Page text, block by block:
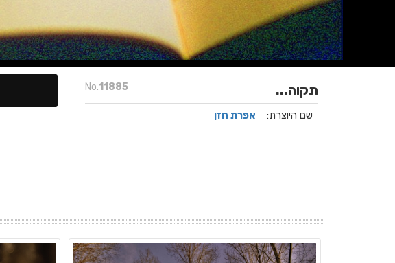
No.11885 תקוה...
שם היוצרת: אפרת חזן